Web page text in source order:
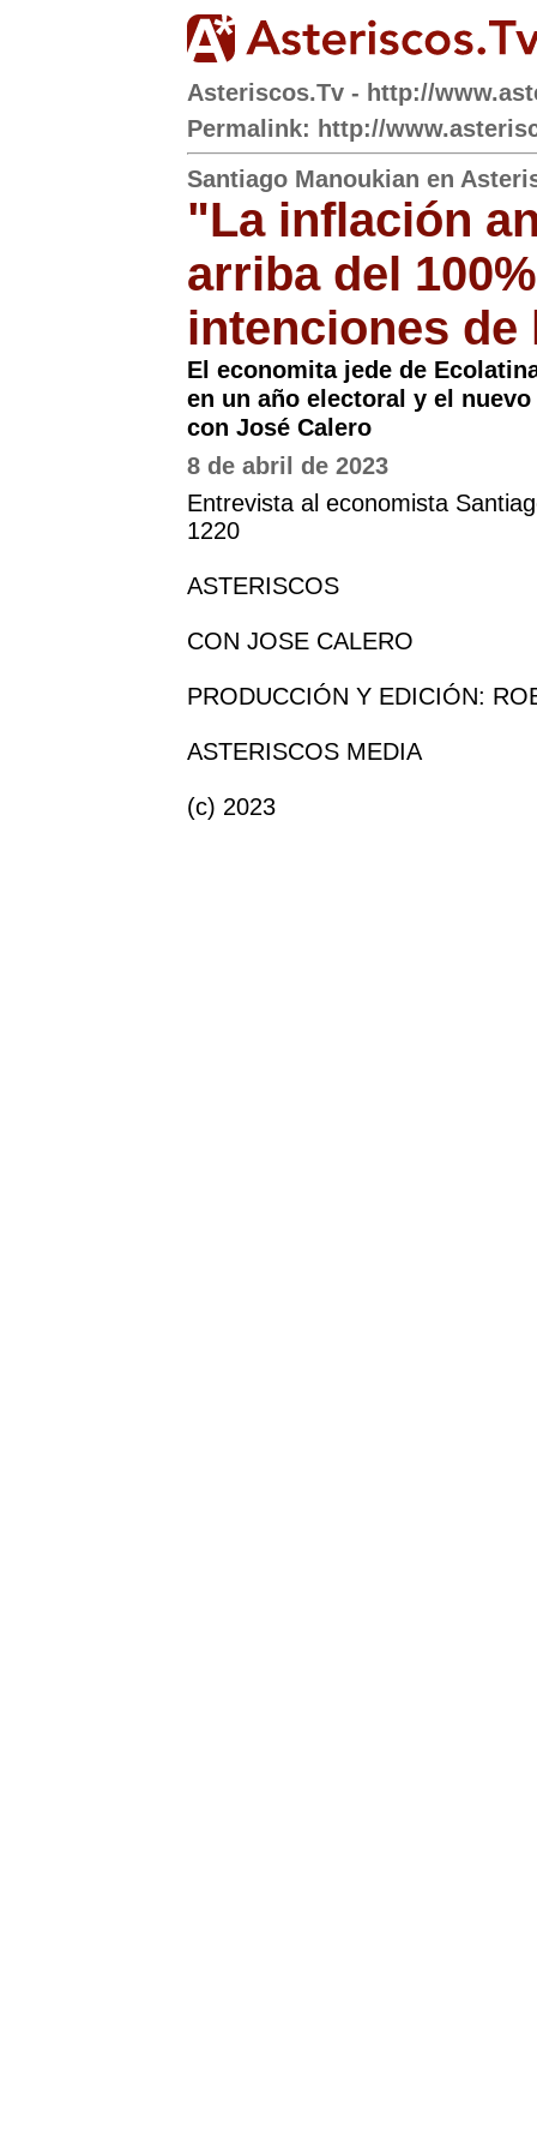
Asteriscos.Tv - http://
Permalink: http://
Santiago Manoukian en
"La inflación
arriba del
intenciones
El economita jede de
en un año electoral y el
con José Calero
8 de abril de 2023
Entrevista al economista
1220
ASTERISCOS
CON JOSE CALERO
PRODUCCIÓN Y EDICIÓN:
ASTERISCOS MEDIA
(c) 2023